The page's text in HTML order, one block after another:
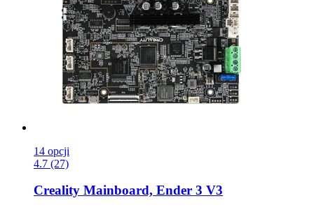
14 opcji
4.7 (27)
Creality Mainboard, Ender 3 V3